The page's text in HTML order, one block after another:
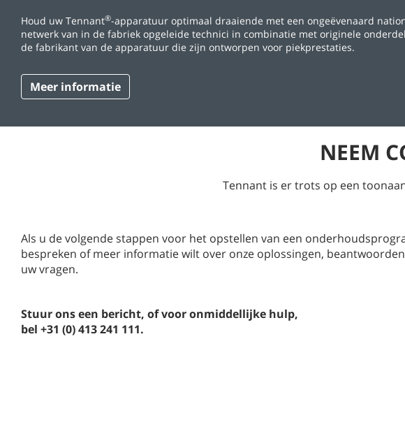
Houd uw Tennant®-apparatuur optimaal draaiende met een ongeëvenaard
netwerk van in de fabriek opgeleide technici in combinatie met originele
de fabrikant van de apparatuur die zijn ontworpen voor piekprestaties.
Meer informatie
NEEM
Tennant is er trots op een
Als u de volgende stappen voor het opstellen van een
bespreken of meer informatie wilt over onze oplossingen,
uw vragen.
Stuur ons een bericht, of voor onmiddellijke hulp,
bel +31 (0) 413 241 111.